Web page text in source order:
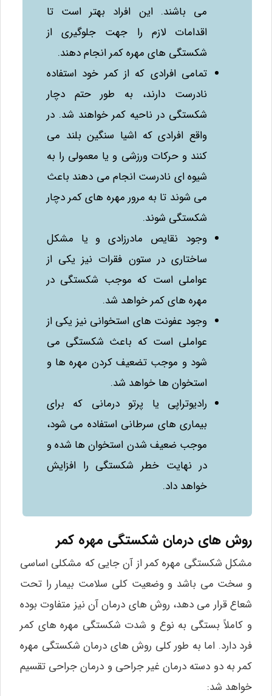
می‌ باشند. این افراد بهتر است تا
اقدامات لازم را جهت جلوگیری از
شکستگی‌ های مهره کمر انجام دهند.
تمامی افرادی که از کمر خود استفاده
نادرست دارند، به طور حتم دچار
شکستگی در ناحیه کمر خواهند شد. در
واقع افرادی که اشیا سنگین بلند می‌
کنند و حرکات ورزشی و یا معمولی را به
شیوه‌ ای نادرست انجام می‌ دهند باعث
می‌ شوند تا به مرور مهره‌ های کمر دچار
شکستگی شوند.
وجود نقایص مادرزادی و یا مشکل
ساختاری در ستون فقرات نیز یکی از
عواملی است که موجب شکستگی در
مهره‌ های کمر خواهد شد.
وجود عفونت‌ های استخوانی نیز یکی از
عواملی است که باعث شکستگی می‌
شود و موجب تضعیف کردن مهره‌ ها و
استخوان‌ ها خواهد شد.
رادیوتراپی یا پرتو درمانی که برای
بیماری‌ های سرطانی استفاده می‌ شود،
موجب ضعیف شدن استخوان‌ ها شده و
در نهایت خطر شکستگی را افزایش
خواهد داد.
روش های درمان شکستگی مهره کمر
مشکل شکستگی مهره کمر از آن جایی که مشکلی اساسی
و سخت می‌ باشد و وضعیت کلی سلامت بیمار را تحت
شعاع قرار می‌ دهد، روش‌ های درمان آن نیز متفاوت بوده
و کاملاً بستگی به نوع و شدت شکستگی مهره‌ های کمر
فرد دارد. اما به طور کلی روش‌ های درمان شکستگی مهره
کمر به دو دسته درمان غیر جراحی و درمان جراحی تقسیم
خواهد شد: